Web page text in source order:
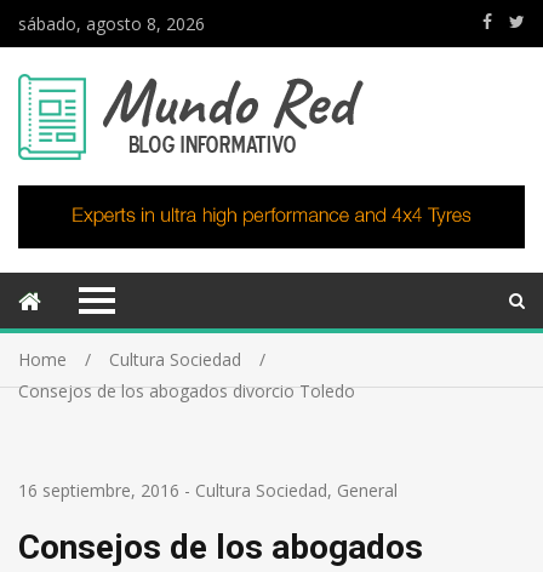
sábado, agosto 8, 2026
Home
Cultura Sociedad
Consejos de los abogados divorcio Toledo
16 septiembre, 2016 - Cultura Sociedad, General
Consejos de los abogados